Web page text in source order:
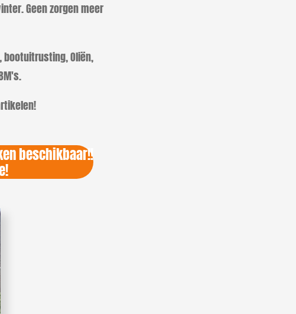
Geen zorgen meer
Oliën,
beschikbaar!!